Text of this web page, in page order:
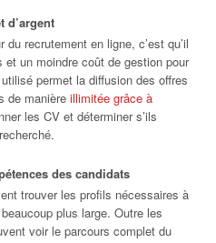
d’argent
du recrutement en ligne, c’est qu’il
un moindre coût de gestion pour
permet la diffusion des offres
de manière illimitée grâce à
les CV et déterminer s’ils
des candidats
trouver les profils nécessaires à
plus large. Outre les
voir le parcours complet du